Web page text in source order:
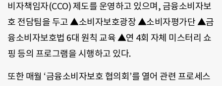
비자책임자(CCO) 제도를 운영하고 있으며, 금융소비자보
호 전담팀을 두고 ▲소비자보호광장 ▲소비자평가단 ▲금
융소비자보호법 6대 원칙 교육 ▲연 4회 자체 미스터리 쇼
핑 등의 프로그램을 시행하고 있다.
또한 매월 ‘금융소비자보호 협의회’를 열어 관련 프로세스